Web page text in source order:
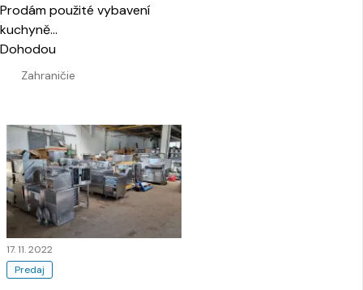
Prodám použité vybavení
kuchyně…
Zahraničie
Dohodou
Predaj
17. 11. 2022